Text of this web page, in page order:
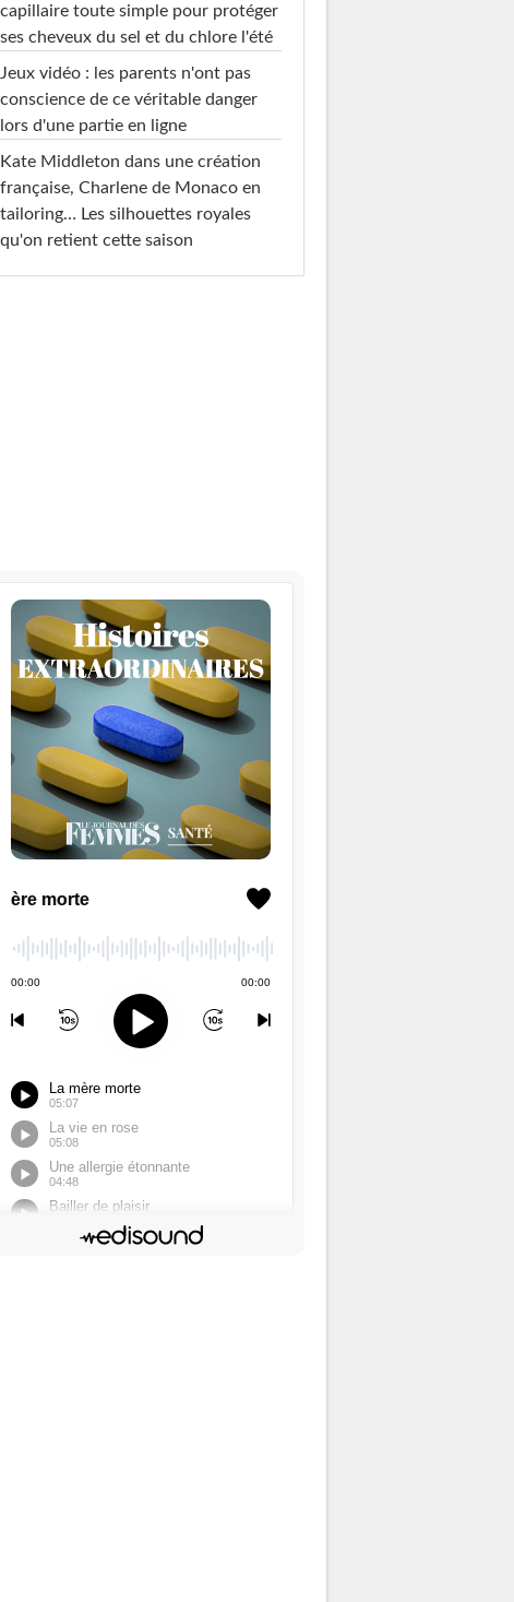
capillaire toute simple pour protéger
ses cheveux du sel et du chlore l'été
Jeux vidéo : les parents n'ont pas
conscience de ce véritable danger
lors d'une partie en ligne
Kate Middleton dans une création
française, Charlene de Monaco en
tailoring… Les silhouettes royales
qu'on retient cette saison